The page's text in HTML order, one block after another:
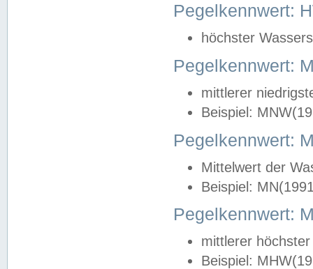
Pegelkennwert:
höchster
Pegelkennwert:
mittlerer
Beispiel:
Pegelkennwert:
Mittelwert der
Beispiel:
Pegelkennwert:
mittlerer
Beispiel: